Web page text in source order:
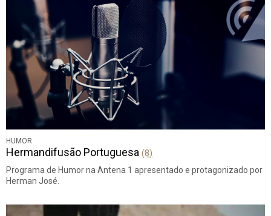
HUMOR
Hermandifusão Portuguesa (8)
Programa de Humor na Antena 1 apresentado e protagonizado por
Herman José.